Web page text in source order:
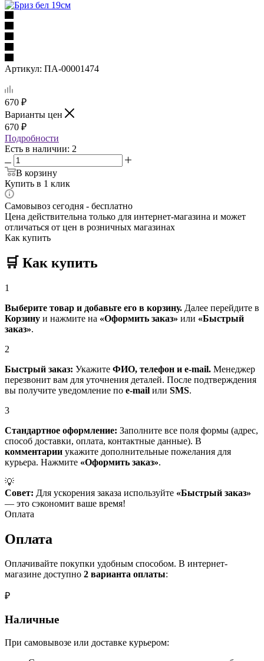
Артикул: ПА-00001474
670 ₽
Варианты цен
670 ₽
Подробности
Есть в наличии: 2
В корзину
Купить в 1 клик
Самовывоз сегодня - бесплатно
Цена действительна только для интернет-магазина и может
отличаться от цен в розничных магазинах
Как купить
🛒 Как купить
1
Выберите товар и добавьте его в корзину. Далее перейдите в
Корзину и нажмите на «Оформить заказ» или «Быстрый
заказ».
2
Быстрый заказ: Укажите ФИО, телефон и e-mail. Менеджер
перезвонит вам для уточнения деталей. После подтверждения
вы получите уведомление по e-mail или SMS.
3
Стандартное оформление: Заполните все поля формы (адрес,
способ доставки, оплата, контактные данные). В
комментарии укажите дополнительные пожелания для
курьера. Нажмите «Оформить заказ».
💡
Совет: Для ускорения заказа используйте «Быстрый заказ»
— это сэкономит ваше время!
Оплата
Оплата
Оплачивайте покупки удобным способом. В интернет-
магазине доступно 2 варианта оплаты:
₽
Наличные
При самовывозе или доставке курьером: